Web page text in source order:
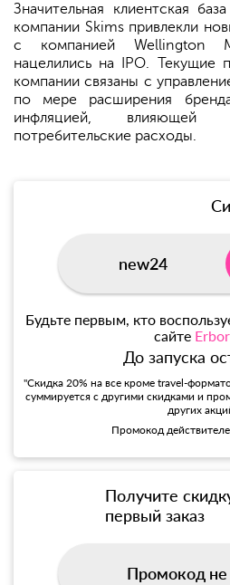
Значительная клиентская
компании Skims привлекли
с компанией Wellington
нацелились на IPO. Текущие
компании связаны с
по мере расширения
инфляцией, влияющей
потребительские расходы.
new24
Будьте первым, кто
сайте
До запуска
"Скидка 20% на все кроме travel-
суммируется с другими скидками и
других
Промокод
Получите
первый заказ
Промокод